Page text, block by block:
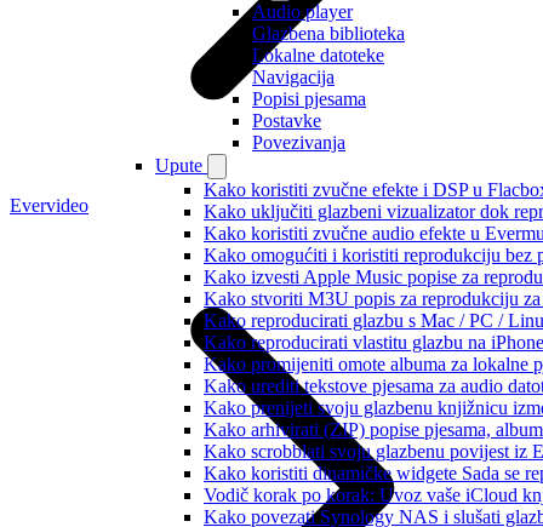
Audio player
Glazbena biblioteka
Lokalne datoteke
Navigacija
Popisi pjesama
Postavke
Povezivanja
Upute
Kako koristiti zvučne efekte i DSP u
Kako uključiti glazbeni vizualizator dok
Kako koristiti zvučne audio efekte u
Kako omogućiti i koristiti reprodukciju bez
Kako izvesti Apple Music popise za
Kako stvoriti M3U popis za reprodukciju
Kako reproducirati glazbu s Mac / PC /
Kako reproducirati vlastitu glazbu na
Kako promijeniti omote albuma za lokalne
Kako urediti tekstove pjesama za audio
Kako prenijeti svoju glazbenu knjižnicu
Kako arhivirati (ZIP) popise pjesama,
Kako scrobblati svoju glazbenu povijest iz
Kako koristiti dinamičke widgete Sada se
Vodič korak po korak: Uvoz vaše iCloud
Kako povezati Synology NAS i slušati
Evervideo